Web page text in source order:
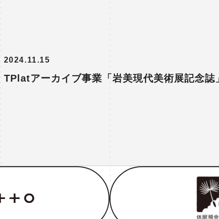
2024.11.15
TPlatアーカイブ事業「岩美現代美術展記念誌